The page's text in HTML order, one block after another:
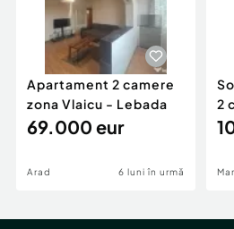
Apartament 2 camere
zona Vlaicu - Lebada
69.000 eur
Arad 6 luni în urmă
2